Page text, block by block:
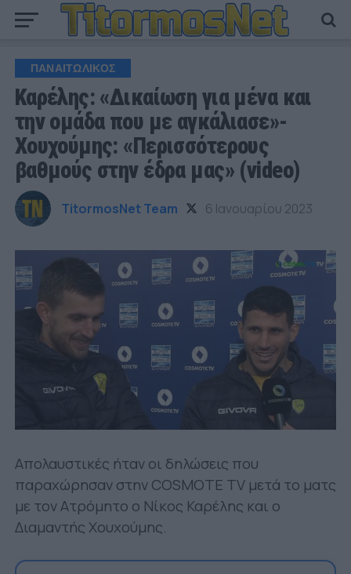
ΠΑΝΑΙΤΩΛΙΚΟΣ
Καρέλης: «Δικαίωση για μένα και
την ομάδα που με αγκάλιασε»-
Χουχούμης: «Περισσότερους
βαθμούς στην έδρα μας» (video)
TitormosNet Team 6 Ιανουαρίου 2023
Απολαυστικές ήταν οι δηλώσεις που
παραχώρησαν στην COSMOTE TV μετά το ματς
με τον Ατρόμητο ο Νίκος Καρέλης και ο
Διαμαντής Χουχούμης.